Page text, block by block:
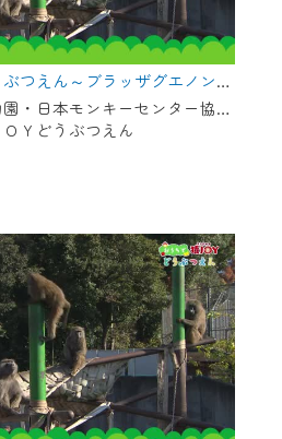
おうちで猿ジョイどうぶつえん～ブラッザグエノン～（2025年2月16日初回放送）
世界屈指のサル類動物園・日本モンキーセンター協力の親子で学べる動物番組。
Ｙどうぶつえん
＞
ューアルにともないメ
定しています。
、ご利用いただけませ
しますが、ご了承の程
します。